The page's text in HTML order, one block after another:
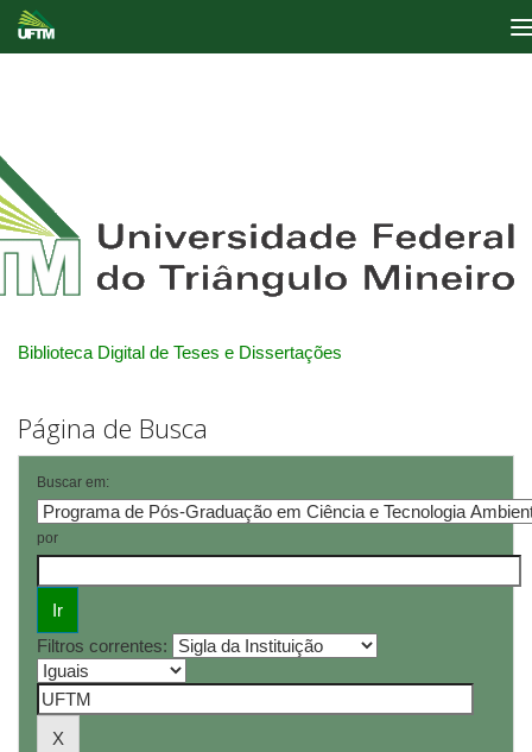
Biblioteca Digital de Teses e Dissertações
Página de Busca
Buscar em:
por
Filtros correntes: